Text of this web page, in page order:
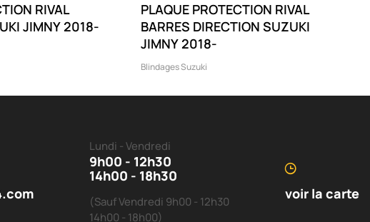
RIVAL
JIMNY 2018-
PLAQUE PROTECTION RIVAL
BARRES DIRECTION SUZUKI
JIMNY 2018-
Blindages Suzuki
Lundi - Vendredi
9h00 - 12h30
14h00 - 18h30
(Sauf Vendredi 9h00 - 12h30
14h00 - 18h00)
voir la carte